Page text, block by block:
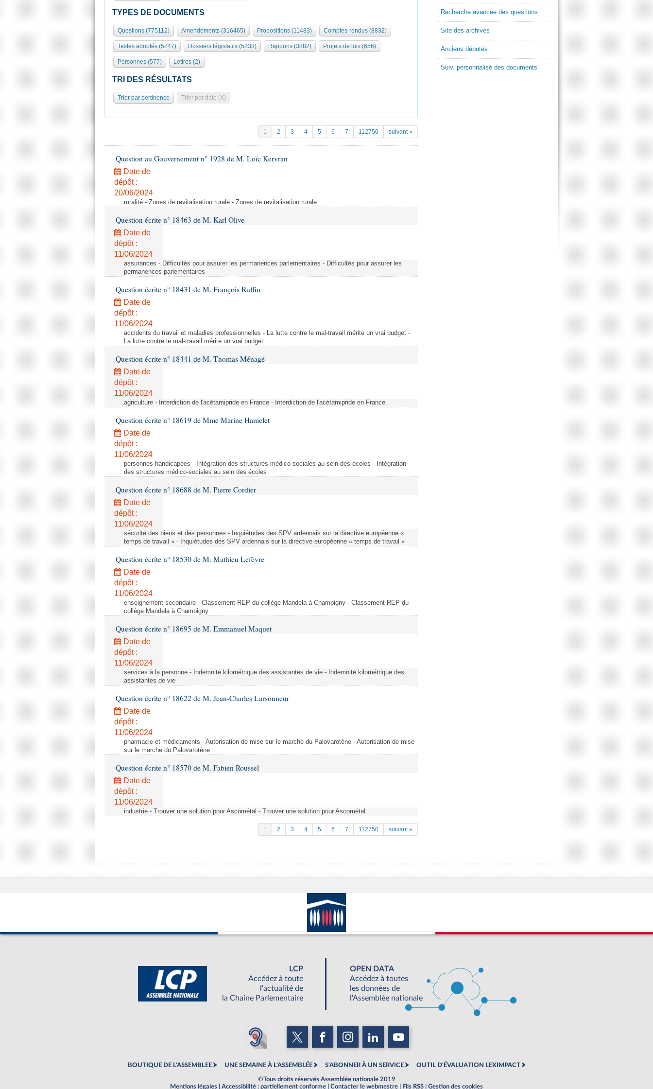
TYPES DE DOCUMENTS
Questions (775112) Amendements (316465) Propositions (11483) Comptes-rendus (8832)
Textes adoptés (5247) Dossiers législatifs (5238) Rapports (3882) Projets de lois (656)
Personnes (577) Lettres (2)
TRI DES RÉSULTATS
Trier par pertinence Trier par date (X)
1 2 3 4 5 6 7 112750 suivant »
Question au Gouvernement n° 1928 de M. Loïc Kervran
Date de
dépôt :
20/06/2024
ruralité - Zones de revitalisation rurale - Zones de revitalisation rurale
Question écrite n° 18463 de M. Karl Olive
Date de
dépôt :
11/06/2024
assurances - Difficultés pour assurer les permanences parlementaires - Difficultés pour assurer les
permanences parlementaires
Question écrite n° 18431 de M. François Ruffin
Date de
dépôt :
11/06/2024
accidents du travail et maladies professionnelles - La lutte contre le mal-travail mérite un vrai budget -
La lutte contre le mal-travail mérite un vrai budget
Question écrite n° 18441 de M. Thomas Ménagé
Date de
dépôt :
11/06/2024
agriculture - Interdiction de l'acétamipride en France - Interdiction de l'acétamipride en France
Question écrite n° 18619 de Mme Marine Hamelet
Date de
dépôt :
11/06/2024
personnes handicapées - Intégration des structures médico-sociales au sein des écoles - Intégration
des structures médico-sociales au sein des écoles
Question écrite n° 18688 de M. Pierre Cordier
Date de
dépôt :
11/06/2024
sécurité des biens et des personnes - Inquiétudes des SPV ardennais sur la directive européenne «
temps de travail » - Inquiétudes des SPV ardennais sur la directive européenne « temps de travail »
Question écrite n° 18530 de M. Mathieu Lefèvre
Date de
dépôt :
11/06/2024
enseignement secondaire - Classement REP du collège Mandela à Champigny - Classement REP du
collège Mandela à Champigny
Question écrite n° 18695 de M. Emmanuel Maquet
Date de
dépôt :
11/06/2024
services à la personne - Indemnité kilométrique des assistantes de vie - Indemnité kilométrique des
assistantes de vie
Question écrite n° 18622 de M. Jean-Charles Larsonneur
Date de
dépôt :
11/06/2024
pharmacie et médicaments - Autorisation de mise sur le marche du Palovarotène - Autorisation de mise
sur le marche du Palovarotène
Question écrite n° 18570 de M. Fabien Roussel
Date de
dépôt :
11/06/2024
industrie - Trouver une solution pour Ascométal - Trouver une solution pour Ascométal
1 2 3 4 5 6 7 112750 suivant »
Recherche avancée des questions
Site des archives
Anciens députés
Suivi personnalisé des documents
LCP
Accédez à toute
l'actualité de
la Chaine Parlementaire
OPEN DATA
Accédez à toutes
les données de
l'Assemblée nationale
BOUTIQUE DE L'ASSEMBLEE UNE SEMAINE À L'ASSEMBLÉE S'ABONNER À UN SERVICE OUTIL D'ÉVALUATION LEXIMPACT
©Tous droits réservés Assemblée nationale 2019
Mentions légales
Accessibilité : partiellement conforme Contacter le webmestre Fils RSS Gestion des cookies